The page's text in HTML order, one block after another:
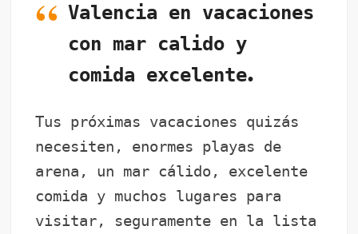
tt
er
c
e
b
o
k
at
s
A
p
e
gr
a
m
bl
r
d
di
t
m
Valencia en vacaciones
con mar calido y
comida excelente.
Tus próximas vacaciones quizás
necesiten, enormes playas de
arena, un mar cálido, excelente
comida y muchos lugares para
visitar, seguramente en la lista